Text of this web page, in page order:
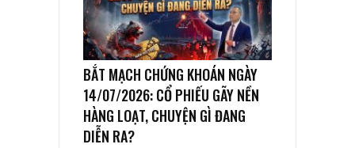
BẮT MẠCH CHỨNG KHOÁN NGÀY
14/07/2026: CỔ PHIẾU GÃY NỀN
HÀNG LOẠT, CHUYỆN GÌ ĐANG
DIỄN RA?